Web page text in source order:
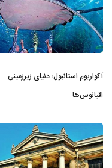
آکواریوم استانبول؛ دنیای زیرزمینی
اقیانوس‌ها